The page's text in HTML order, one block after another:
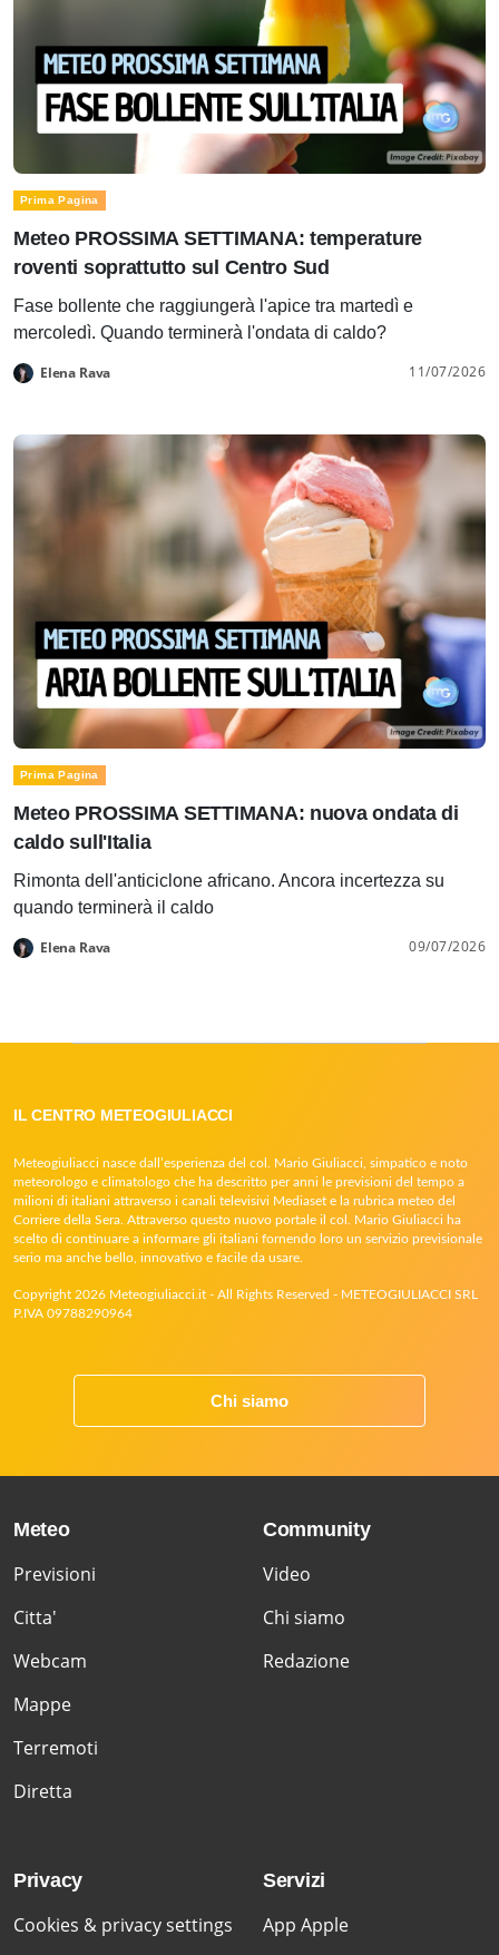
Prima Pagina
Meteo PROSSIMA SETTIMANA: temperature
roventi soprattutto sul Centro Sud
Fase bollente che raggiungerà l'apice tra martedì e
mercoledì. Quando terminerà l'ondata di caldo?
Elena Rava 11/07/2026
Prima Pagina
Meteo PROSSIMA SETTIMANA: nuova ondata di
caldo sull'Italia
Rimonta dell'anticiclone africano. Ancora incertezza su
quando terminerà il caldo
Elena Rava 09/07/2026
IL CENTRO METEOGIULIACCI
Meteogiuliacci nasce dall’esperienza del col. Mario Giuliacci, simpatico e noto
meteorologo e climatologo che ha descritto per anni le previsioni del tempo a
milioni di italiani attraverso i canali televisivi Mediaset e la rubrica meteo del
Corriere della Sera. Attraverso questo nuovo portale il col. Mario Giuliacci ha
scelto di continuare a informare gli italiani fornendo loro un servizio previsionale
serio ma anche bello, innovativo e facile da usare.
Copyright 2026 Meteogiuliacci.it - All Rights Reserved - METEOGIULIACCI SRL
P.IVA 09788290964
Chi siamo
Meteo
Previsioni
Citta'
Webcam
Mappe
Terremoti
Diretta
Community
Video
Chi siamo
Redazione
Privacy
Cookies & privacy settings
Servizi
App Apple